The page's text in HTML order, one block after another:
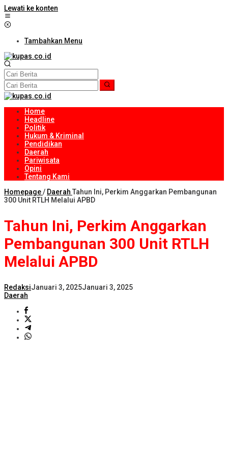
Lewati ke konten
Tambahkan Menu
Home
Headline
Politik
Hukum & Kriminal
Pendidikan
Daerah
Pariwisata
Opini
Tentang Kami
Homepage/ Daerah Tahun Ini, Perkim Anggarkan Pembangunan
300 Unit RTLH Melalui APBD
Tahun Ini, Perkim Anggarkan
Pembangunan 300 Unit RTLH
Melalui APBD
RedaksiJanuari 3, 2025Januari 3, 2025
Daerah